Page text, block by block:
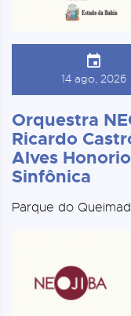
14 ago, 2026
Orquestra
Ricardo
Alves
Sinfônica
Parque do